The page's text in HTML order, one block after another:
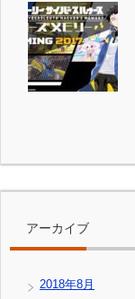
アーカイブ
2018年8月